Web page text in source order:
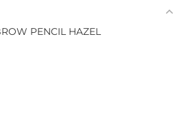
PENCIL HAZEL